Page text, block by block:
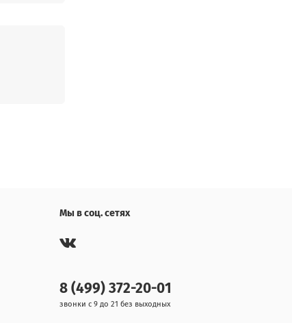
Мы в соц. сетях
8 (499) 372-20-01
звонки с 9 до 21 без выходных